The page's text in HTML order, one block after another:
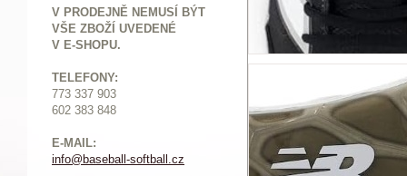
V PRODEJNĚ NEMUSÍ BÝT
VŠE ZBOŽÍ UVEDENÉ
V E-SHOPU.
TELEFONY:
773 337 903
602 383 848
E-MAIL:
info@baseball-softball.cz